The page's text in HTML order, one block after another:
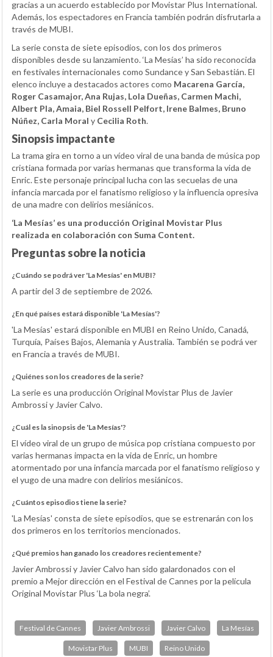
gracias a un acuerdo establecido por Movistar Plus International.
Además, los espectadores en Francia también podrán disfrutarla a
través de MUBI.
La serie consta de siete episodios, con los dos primeros
disponibles desde su lanzamiento. ‘La Mesías’ ha sido reconocida
en festivales internacionales como Sundance y San Sebastián. El
elenco incluye a destacados actores como Macarena García,
Roger Casamajor, Ana Rujas, Lola Dueñas, Carmen Machi,
Albert Pla, Amaia, Biel Rossell Pelfort, Irene Balmes, Bruno
Núñez, Carla Moral y Cecilia Roth.
Sinopsis impactante
La trama gira en torno a un vídeo viral de una banda de música pop
cristiana formada por varias hermanas que transforma la vida de
Enric. Este personaje principal lucha con las secuelas de una
infancia marcada por el fanatismo religioso y la influencia opresiva
de una madre con delirios mesiánicos.
‘La Mesías’ es una producción Original Movistar Plus
realizada en colaboración con Suma Content.
Preguntas sobre la noticia
¿Cuándo se podrá ver 'La Mesías' en MUBI?
A partir del 3 de septiembre de 2026.
¿En qué países estará disponible 'La Mesías'?
'La Mesías' estará disponible en MUBI en Reino Unido, Canadá,
Turquía, Países Bajos, Alemania y Australia. También se podrá ver
en Francia a través de MUBI.
¿Quiénes son los creadores de la serie?
La serie es una producción Original Movistar Plus de Javier
Ambrossi y Javier Calvo.
¿Cuál es la sinopsis de 'La Mesías'?
El vídeo viral de un grupo de música pop cristiana compuesto por
varias hermanas impacta en la vida de Enric, un hombre
atormentado por una infancia marcada por el fanatismo religioso y
el yugo de una madre con delirios mesiánicos.
¿Cuántos episodios tiene la serie?
'La Mesías' consta de siete episodios, que se estrenarán con los
dos primeros en los territorios mencionados.
¿Qué premios han ganado los creadores recientemente?
Javier Ambrossi y Javier Calvo han sido galardonados con el
premio a Mejor dirección en el Festival de Cannes por la película
Original Movistar Plus ‘La bola negra’.
Festival de Cannes Javier Ambrossi Javier Calvo La Mesías
Movistar Plus MUBI Reino Unido